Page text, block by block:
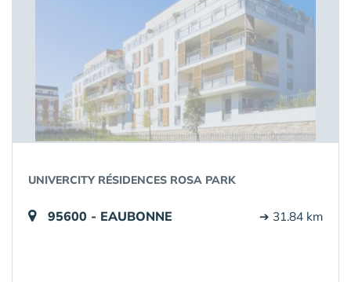
UNIVERCITY RÉSIDENCES ROSA PARK
95600 - EAUBONNE ➔ 31.84 km